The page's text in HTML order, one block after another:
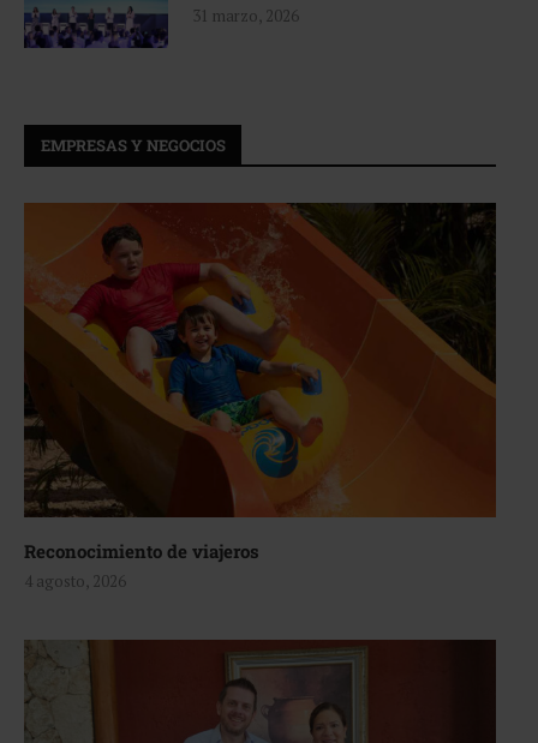
31 marzo, 2026
EMPRESAS Y NEGOCIOS
Reconocimiento de viajeros
4 agosto, 2026